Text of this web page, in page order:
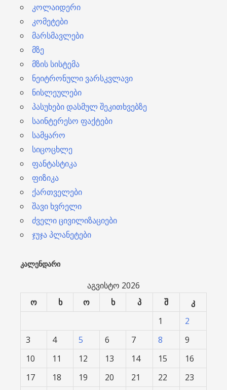
კოლაიდერი
კომეტები
მარსმავლები
მზე
მზის სისტემა
ნეიტრონული ვარსკვლავი
ნისლეულები
პასუხები დასმულ შეკითხვებზე
საინტერესო ფაქტები
სამყარო
სიცოცხლე
ფანტასტიკა
ფიზიკა
ქართველები
შავი ხვრელი
ძველი ცივილიზაციები
ჯუჯა პლანეტები
ᲙᲐᲚᲔᲜᲓᲐᲠᲘ
აგვისტო 2026
ო
ხ ო ხ პ შ
კ
1
2
3
4 5 6 7 8
9
10
11 12 13 14 15
16
17
18 19 20 21 22 23